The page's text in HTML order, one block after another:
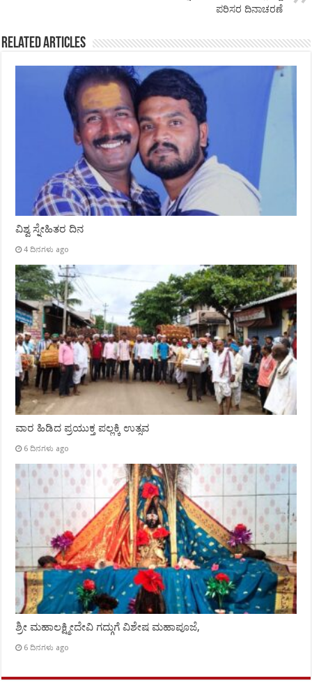
ಪರಿಸರ ದಿನಾಚರಣೆ
Related Articles
ವಿಶ್ವ ಸ್ನೇಹಿತರ ದಿನ
4 ದಿನಗಳು ago
ವಾರ ಹಿಡಿದ ಪ್ರಯುಕ್ತ ಪಲ್ಲಕ್ಕಿ ಉತ್ಸವ
6 ದಿನಗಳು ago
ಶ್ರೀ ಮಹಾಲಕ್ಷ್ಮೀದೇವಿ ಗದ್ಗುಗೆ ವಿಶೇಷ ಮಹಾಪೂಜೆ,
6 ದಿನಗಳು ago